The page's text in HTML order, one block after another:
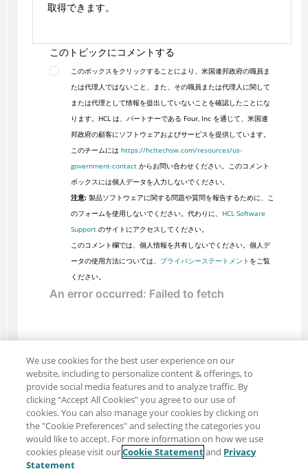
取得できます。
このトピックにコメントする
このボックスをクリックすることにより、米国連邦政府の職員ま
たは代理人ではないこと、また、その職員または代理人に関して
または代理として情報を提出していないことを確認したことにな
ります。HCL は、パートナーである Four, Inc を通じて、米国連
邦政府の顧客にソフトウェアおよびサービスを提供しています。
このチームには https://hcltechsw.com/resources/us-
government-contactからお問い合わせください。このコメント
ボックスには個人データを入力しないでください。
注意:製品ソフトウェアに関する問題や質問を報告するために、こ
のフォームを使用しないでください。代わりに、 HCL Software
Supportのサイトにアクセスしてください。
このコメント欄では、個人情報を共有しないでください。個人デ
ータの使用方法については、 プライバシーステートメント をご覧
ください。
共有: メール ツイッター
We use cookies for the best user experience on our
website, including to personalize content & offerings, to
provide social media features and to analyze traffic. By
clicking “Accept All Cookies” you agree to our use of
cookies. You can also manage your cookies by clicking on
the "Cookie Preferences" and selecting the categories you
would like to accept. For more information on how we use
cookies please visit ourCookie Statementand Privacy
Statement